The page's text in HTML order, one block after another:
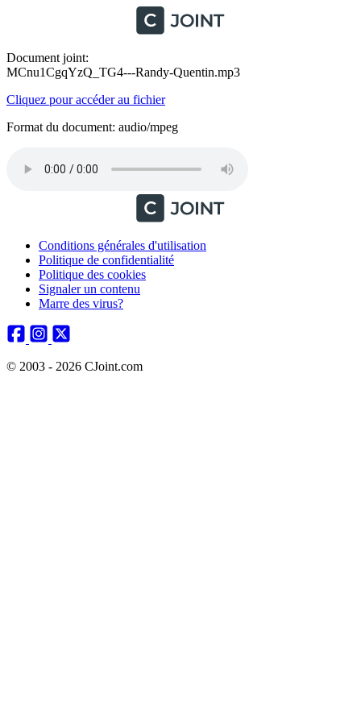
Document joint:
MCnu1CgqYzQ_TG4---Randy-Quentin.mp3
Cliquez pour accéder au fichier
Format du document: audio/mpeg
Conditions générales d'utilisation
Politique de confidentialité
Politique des cookies
Signaler un contenu
Marre des virus?
© 2003 - 2026 CJoint.com